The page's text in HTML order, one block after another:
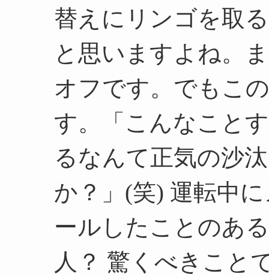
替えにリンゴを取
と思いますよね。
オフです。でもこ
す。
「こんなことす
るなんて正気の沙汰
か？」(笑) 運転中
ールしたことのある
人？ 驚くべきこと